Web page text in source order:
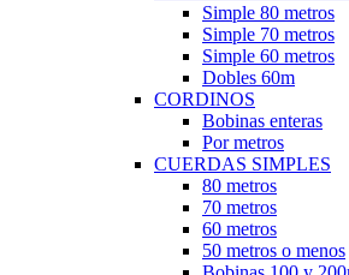
Simple 80 metros
Simple 70 metros
Simple 60 metros
Dobles 60m
CORDINOS
Bobinas enteras
Por metros
CUERDAS SIMPLES
80 metros
70 metros
60 metros
50 metros o menos